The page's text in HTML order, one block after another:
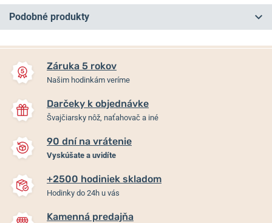
Podobné produkty
-20%
Bering Automatic 19441-777
Záruka 5 rokov
Našim hodinkám veríme
Darčeky k objednávke
Švajčiarsky nôž, naťahovač a iné
90 dní na vrátenie
Vyskúšate a uvidíte
+2500 hodiniek skladom
Hodinky do 24h u vás
Kamenná predajňa